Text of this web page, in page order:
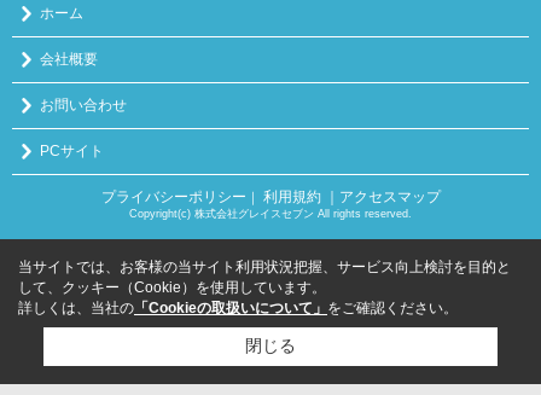
ホーム
会社概要
お問い合わせ
PCサイト
プライバシーポリシー 利用規約 ｜アクセスマップ
Copyright(c) 株式会社グレイスセブン All rights reserved.
当サイトでは、お客様の当サイト利用状況把握、サービス向上検討を目的と
して、クッキー（Cookie）を使用しています。
詳しくは、当社の 「Cookieの取扱いについて」 をご確認ください。
閉じる